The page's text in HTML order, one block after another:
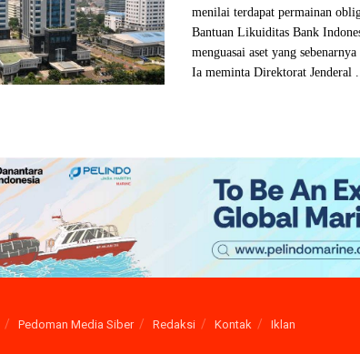
menilai terdapat permainan
Bantuan Likuiditas Bank
menguasai aset yang
Ia meminta Direktorat Jenderal
Pedoman Media Siber Redaksi Kontak Iklan